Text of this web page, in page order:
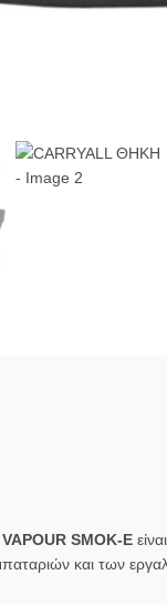
VAPOUR SMOK-E
και των